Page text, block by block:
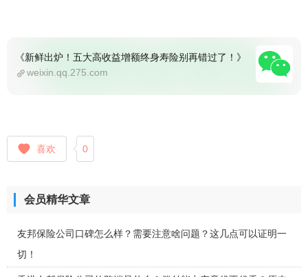
《新鲜出炉！五大高收益增额终身寿险别再错过了！》
weixin.qq.275.com
喜欢 0
会员精华文章
友邦保险公司口碑怎么样？需要注意啥问题？这几点可以证明一
切！